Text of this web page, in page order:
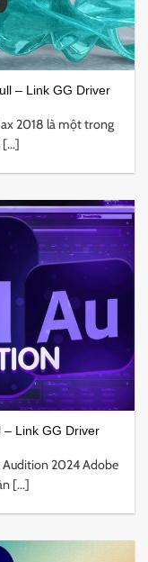
– Link GG Driver
2018 là một trong
– Link GG Driver
2024 Adobe
[...]